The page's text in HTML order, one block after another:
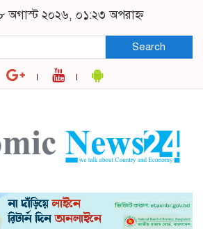
অগাস্ট ২০২৬, ০১:২৩ অপরাহ্ন
Search